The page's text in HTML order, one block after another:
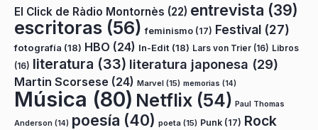
El Click de Ràdio Montornès (22) entrevista (39)
escritoras (56) feminismo (17) Festival (27)
fotografía (18) HBO (24) In-Edit (18) Lars von Trier (16) Libros
(16) literatura (33) literatura japonesa (29)
Martin Scorsese (24) Marvel (15) memorias (14)
Música (80) Netflix (54) Paul Thomas
Anderson (14) poesía (40) poeta (15) Punk (17) Rock